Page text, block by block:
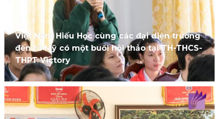
Việt Nam Hiếu Học cùng các đại diện trường
đến từ Mỹ có một buổi hội thảo tại TH-THCS-
THPT Victory